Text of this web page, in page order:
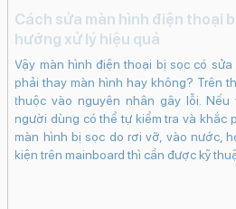
Smart HDR 5
Xóa
động lấy nét (AF)Trôi
Lapse)Retina FlashQuay
HDQuay video 4KQuay
dán (AR Stickers)Live
FusionCinematicChụp ảnh
rung điện tử kỹ thuật số
Cách sửa màn hình điện thoại
hướng xử lý hiệu quả
Vậy màn hình điện thoại bị sọc có
phải thay màn hình hay không? Trên
thuộc vào nguyên nhân gây lỗi. Nếu
người dùng có thể tự kiểm tra và khắc
màn hình bị sọc do rơi vỡ, vào nước,
kiện trên mainboard thì cần được kỹ